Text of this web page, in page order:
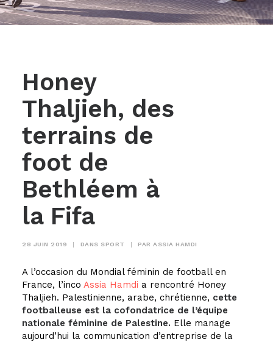
Honey
Thaljieh, des
terrains de
foot de
Bethléem à
la Fifa
28 JUIN 2019 | DANS SPORT | PAR ASSIA HAMDI
A l’occasion du Mondial féminin de football en
France, l’inco Assia Hamdi a rencontré Honey
Thaljieh. Palestinienne, arabe, chrétienne, cette
footballeuse est la cofondatrice de l’équipe
nationale féminine de Palestine. Elle manage
aujourd’hui la communication d’entreprise de la